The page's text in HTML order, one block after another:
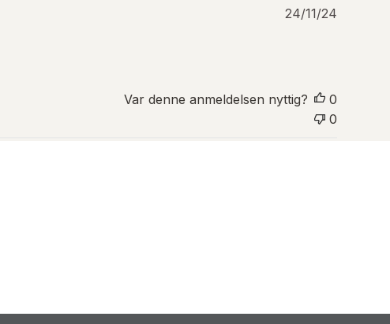
P
e
r
24/11/24
Var denne anmeldelsen nyttig?
0
0